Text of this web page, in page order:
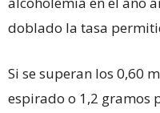
doblado la tasa
Si se superan los 0,60
espirado o 1,2 gramos